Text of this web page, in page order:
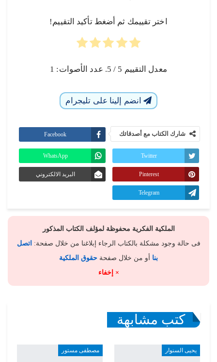
اختر تقييمك ثم أضغط تأكيد التقييم!
معدل التقييم 5 / 5. عدد الأصوات: 1
انضم إلينا على تليجرام
شارك الكتاب مع أصدقائك Facebook
Twitter
WhatsApp
Pinterest البريد الالكتروني
Telegram
الملكية الفكرية محفوظة لمؤلف الكتاب المذكور
فى حالة وجود مشكلة بالكتاب الرجاء إبلاغنا من خلال صفحة: اتصل
بنا أو من خلال صفحة حقوق الملكية
× إخفاء
كتب مشابهة
يحيى السنوار مصطفى مستور